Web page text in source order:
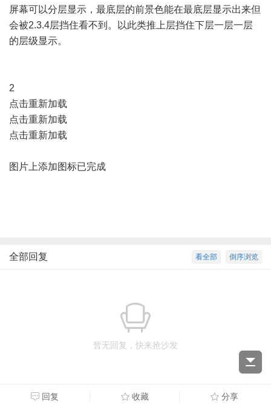
屏幕可以分层显示，最底层的前景色能在最底层显示出来但
会被2.3.4层挡住看不到。以此类推上层挡住下层一层一层
的层级显示。
2
点击重新加载
点击重新加载
点击重新加载
图片上添加图标已完成
倒序浏览
看全部
全部回复
暂无回复，快来抢沙发
回复 收藏 分享